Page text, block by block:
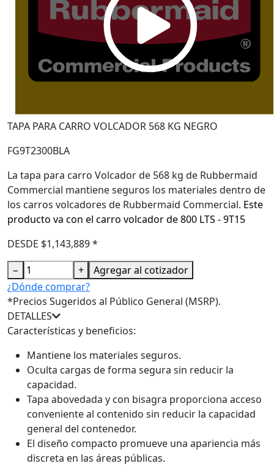
TAPA PARA CARRO VOLCADOR 568 KG NEGRO
FG9T2300BLA
La tapa para carro Volcador de 568 kg de Rubbermaid
Commercial mantiene seguros los materiales dentro de
los carros volcadores de Rubbermaid Commercial. Este
producto va con el carro volcador de 800 LTS - 9T15
DESDE $1,143,889 *
−
+
Agregar al cotizador
¿Dónde comprar?
*Precios Sugeridos al Público General (MSRP).
DETALLES
Características y beneficios:
Mantiene los materiales seguros.
Oculta cargas de forma segura sin reducir la
capacidad.
Tapa abovedada y con bisagra proporciona acceso
conveniente al contenido sin reducir la capacidad
general del contenedor.
El diseño compacto promueve una apariencia más
discreta en las áreas públicas.